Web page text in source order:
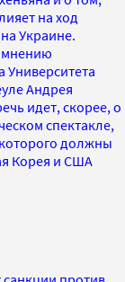
на ход
Украине.
Университета
Андрея
идет, скорее, о
спектакле,
должны
Корея и США